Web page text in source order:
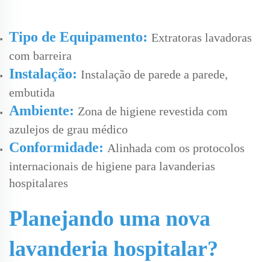
Tipo de Equipamento: Extratoras lavadoras
com barreira
Instalação: Instalação de parede a parede,
embutida
Ambiente: Zona de higiene revestida com
azulejos de grau médico
Conformidade: Alinhada com os protocolos
internacionais de higiene para lavanderias
hospitalares
Planejando uma nova
lavanderia hospitalar?